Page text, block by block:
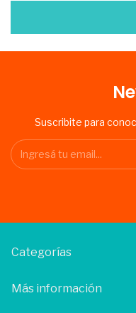
Suscribite para
Categorías
Más información